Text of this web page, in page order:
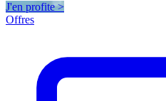
J'en profite >
Offres